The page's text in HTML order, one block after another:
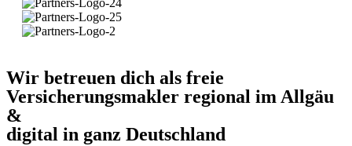
Wir betreuen dich als freie
Versicherungsmakler regional im Allgäu
&
digital in ganz Deutschland